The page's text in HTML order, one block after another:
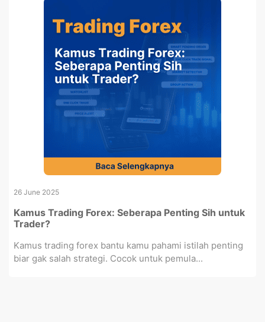
26 June 2025
Kamus Trading Forex: Seberapa Penting Sih untuk
Trader?
Kamus trading forex bantu kamu pahami istilah penting
biar gak salah strategi. Cocok untuk pemula...